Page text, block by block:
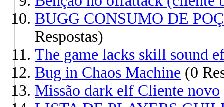
BUGG CONSUMO DE
Respostas)
The game lacks skill sound
Bug in Chaos Machine (0
Missão dark elf Cliente novo